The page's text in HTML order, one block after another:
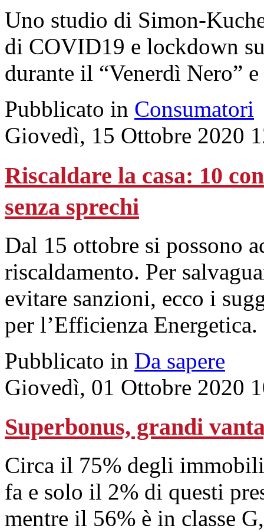
Uno studio di Simon-
di COVID19 e lockdown
durante il “Venerdì Nero”
Pubblicato in Consumatori
Giovedì, 15 Ottobre 2020
Riscaldare la casa: 10
senza sprechi
Dal 15 ottobre si possono
riscaldamento. Per
evitare sanzioni, ecco i
per l’Efficienza Energetica.
Pubblicato in Da sapere
Giovedì, 01 Ottobre 2020
Superbonus, grandi
Circa il 75% degli
fa e solo il 2% di questi
mentre il 56% è in classe